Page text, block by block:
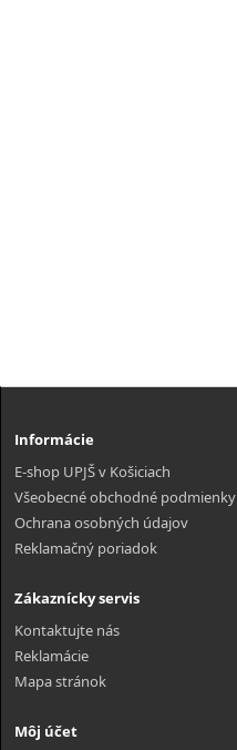
Informácie
E-shop UPJŠ v Košiciach
Všeobecné obchodné podmienky
Ochrana osobných údajov
Reklamačný poriadok
Zákaznícky servis
Kontaktujte nás
Reklamácie
Mapa stránok
Môj účet